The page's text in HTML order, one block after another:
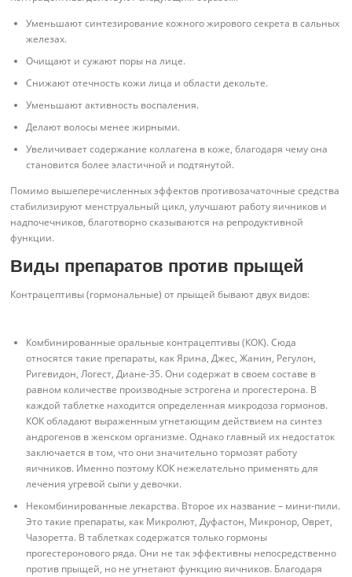
Уменьшают синтезирование кожного жирового секрета в сальных
железах.
Очищают и сужают поры на лице.
Снижают отечность кожи лица и области декольте.
Уменьшают активность воспаления.
Делают волосы менее жирными.
Увеличивает содержание коллагена в коже, благодаря чему она
становится более эластичной и подтянутой.
Помимо вышеперечисленных эффектов противозачаточные средства
стабилизируют менструальный цикл, улучшают работу яичников и
надпочечников, благотворно сказываются на репродуктивной
функции.
Виды препаратов против прыщей
Контрацептивы (гормональные) от прыщей бывают двух видов:
Комбинированные оральные контрацептивы (КОК). Сюда
относятся такие препараты, как Ярина, Джес, Жанин, Регулон,
Ригевидон, Логест, Диане-35. Они содержат в своем составе в
равном количестве производные эстрогена и прогестерона. В
каждой таблетке находится определенная микродоза гормонов.
КОК обладают выраженным угнетающим действием на синтез
андрогенов в женском организме. Однако главный их недостаток
заключается в том, что они значительно тормозят работу
яичников. Именно поэтому КОК нежелательно применять для
лечения угревой сыпи у девочки.
Некомбинированные лекарства. Второе их название – мини-пили.
Это такие препараты, как Микролют, Дуфастон, Микронор, Оврет,
Чазоретта. В таблетках содержатся только гормоны
прогестеронового ряда. Они не так эффективны непосредственно
против прыщей, но не угнетают функцию яичников. Благодаря